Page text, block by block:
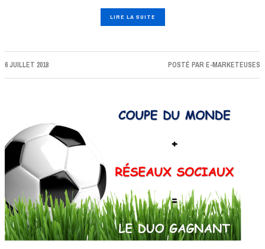
LIRE LA SUITE
6 JUILLET 2018 POSTÉ PAR E-MARKETEUSES